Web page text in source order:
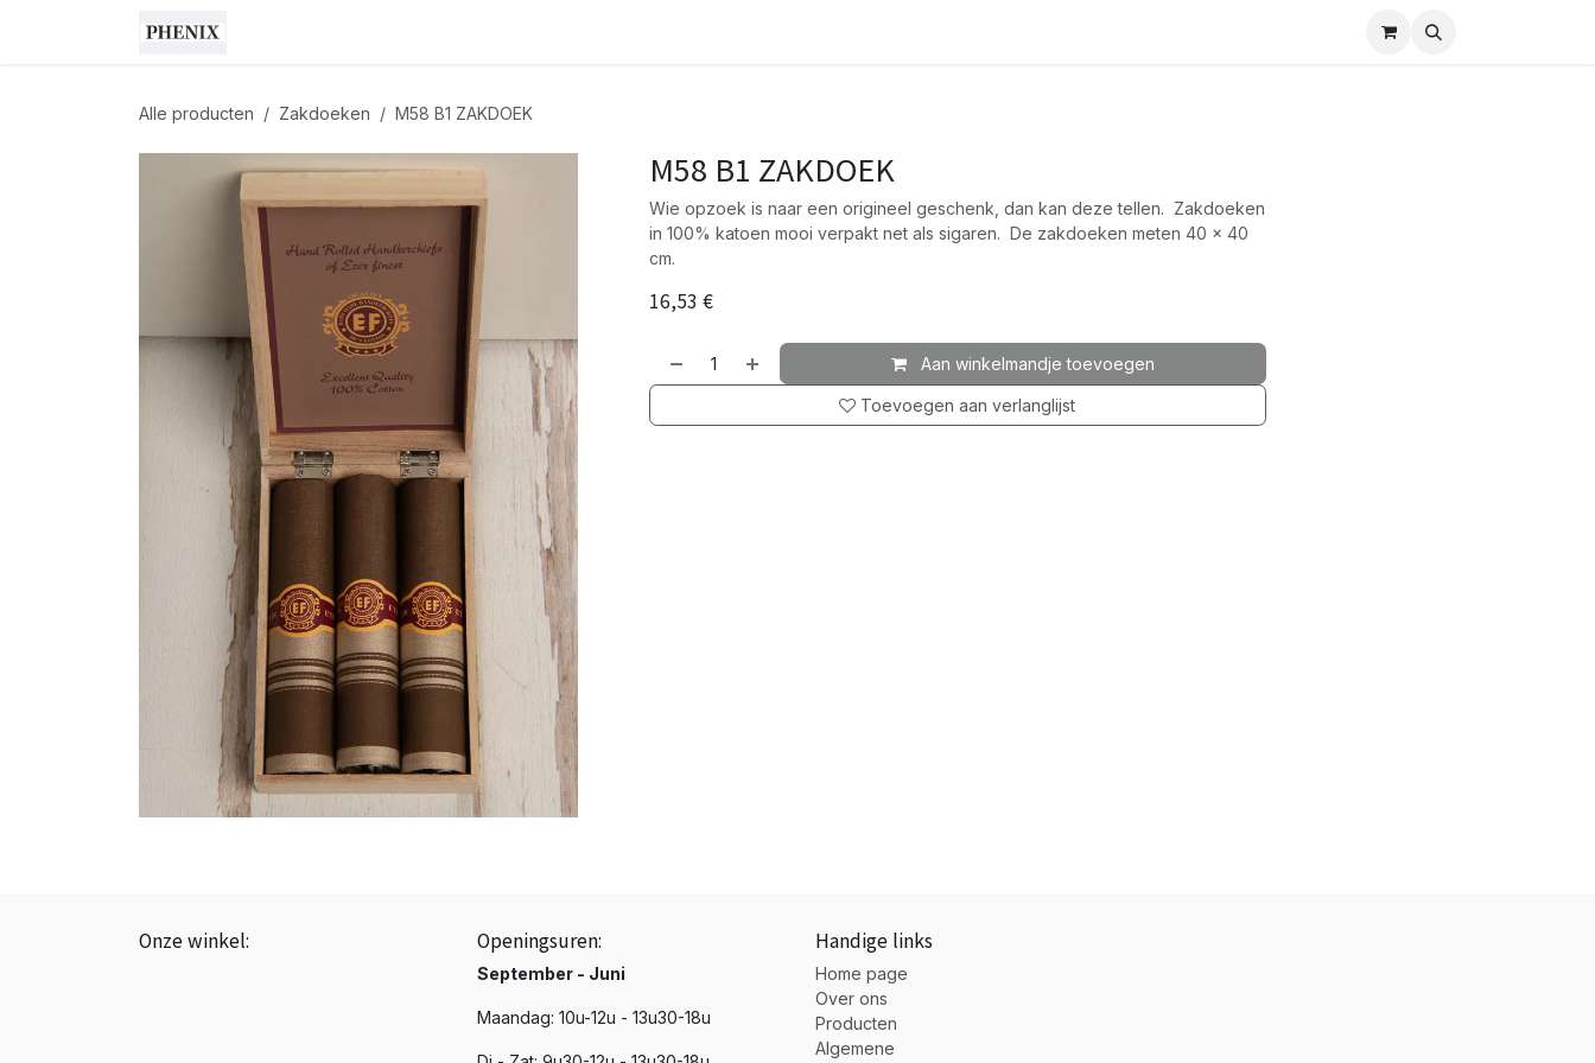
Alle producten Zakdoeken M58 B1 ZAKDOEK
M58 B1 ZAKDOEK
Wie opzoek is naar een origineel geschenk, dan kan deze tellen. Zakdoeken
in 100% katoen mooi verpakt net als sigaren. De zakdoeken meten 40 x 40
cm.
16,53 €
Aan winkelmandje toevoegen
Toevoegen aan verlanglijst
Onze winkel: Openingsuren:
September - Juni
Maandag: 10u-12u - 13u30-18u
Handige links
Home page
Over ons
Producten
Algemene